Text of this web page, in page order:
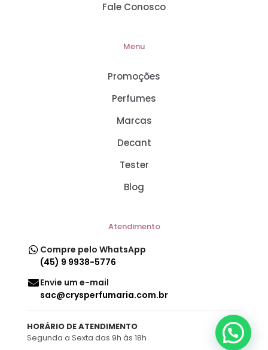
Fale Conosco
Menu
Promoções
Perfumes
Marcas
Decant
Tester
Blog
Atendimento
Compre pelo WhatsApp
(45) 9 9938-5776
Envie um e-mail
sac@crysperfumaria.com.br
HORÁRIO DE ATENDIMENTO
Segunda a Sexta das 9h às 18h